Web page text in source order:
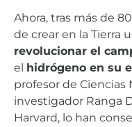
Ahora, tras más de
de crear en la Tierra
revolucionar el
el hidrógeno en su
profesor de Ciencias
investigador Ranga
Harvard, lo han